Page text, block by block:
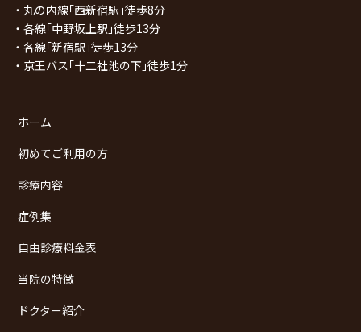
・丸の内線｢西新宿駅｣徒歩8分
・各線｢中野坂上駅｣徒歩13分
・各線｢新宿駅｣徒歩13分
・京王バス｢十二社池の下｣徒歩1分
ホーム
初めてご利用の方
診療内容
症例集
自由診療料金表
当院の特徴
ドクター紹介